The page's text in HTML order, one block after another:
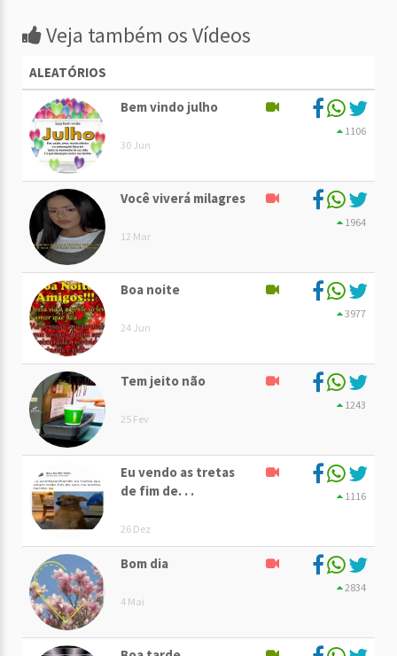
Veja também os Vídeos
ALEATÓRIOS
Bem vindo julho
30 Jun
1106
Você viverá milagres
12 Mar
1964
Boa noite
24 Jun
3977
Tem jeito não
25 Fev
1243
Eu vendo as tretas
de fim de. . .
26 Dez
1116
Bom dia
4 Mai
2834